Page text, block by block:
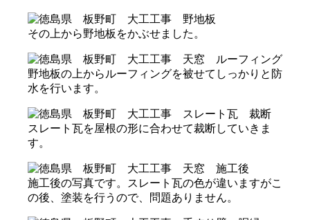
その上から野地板をかぶせました。
野地板の上からルーフィングを被せてしっかりと防
水を行います。
スレート瓦を屋根の形に合わせて裁断していきま
す。
施工後の写真です。スレート瓦の色が違いますがこ
の後、塗装を行うので、問題ありません。